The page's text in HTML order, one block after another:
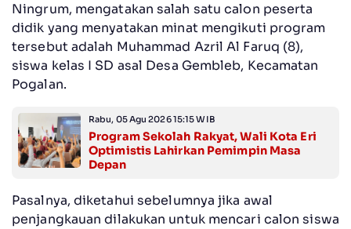
Ningrum, mengatakan salah satu calon peserta
didik yang menyatakan minat mengikuti program
tersebut adalah Muhammad Azril Al Faruq (8),
siswa kelas I SD asal Desa Gembleb, Kecamatan
Pogalan.
Rabu, 05 Agu 2026 15:15 WIB
Program Sekolah Rakyat, Wali Kota Eri
Optimistis Lahirkan Pemimpin Masa
Depan
Pasalnya, diketahui sebelumnya jika awal
penjangkauan dilakukan untuk mencari calon siswa